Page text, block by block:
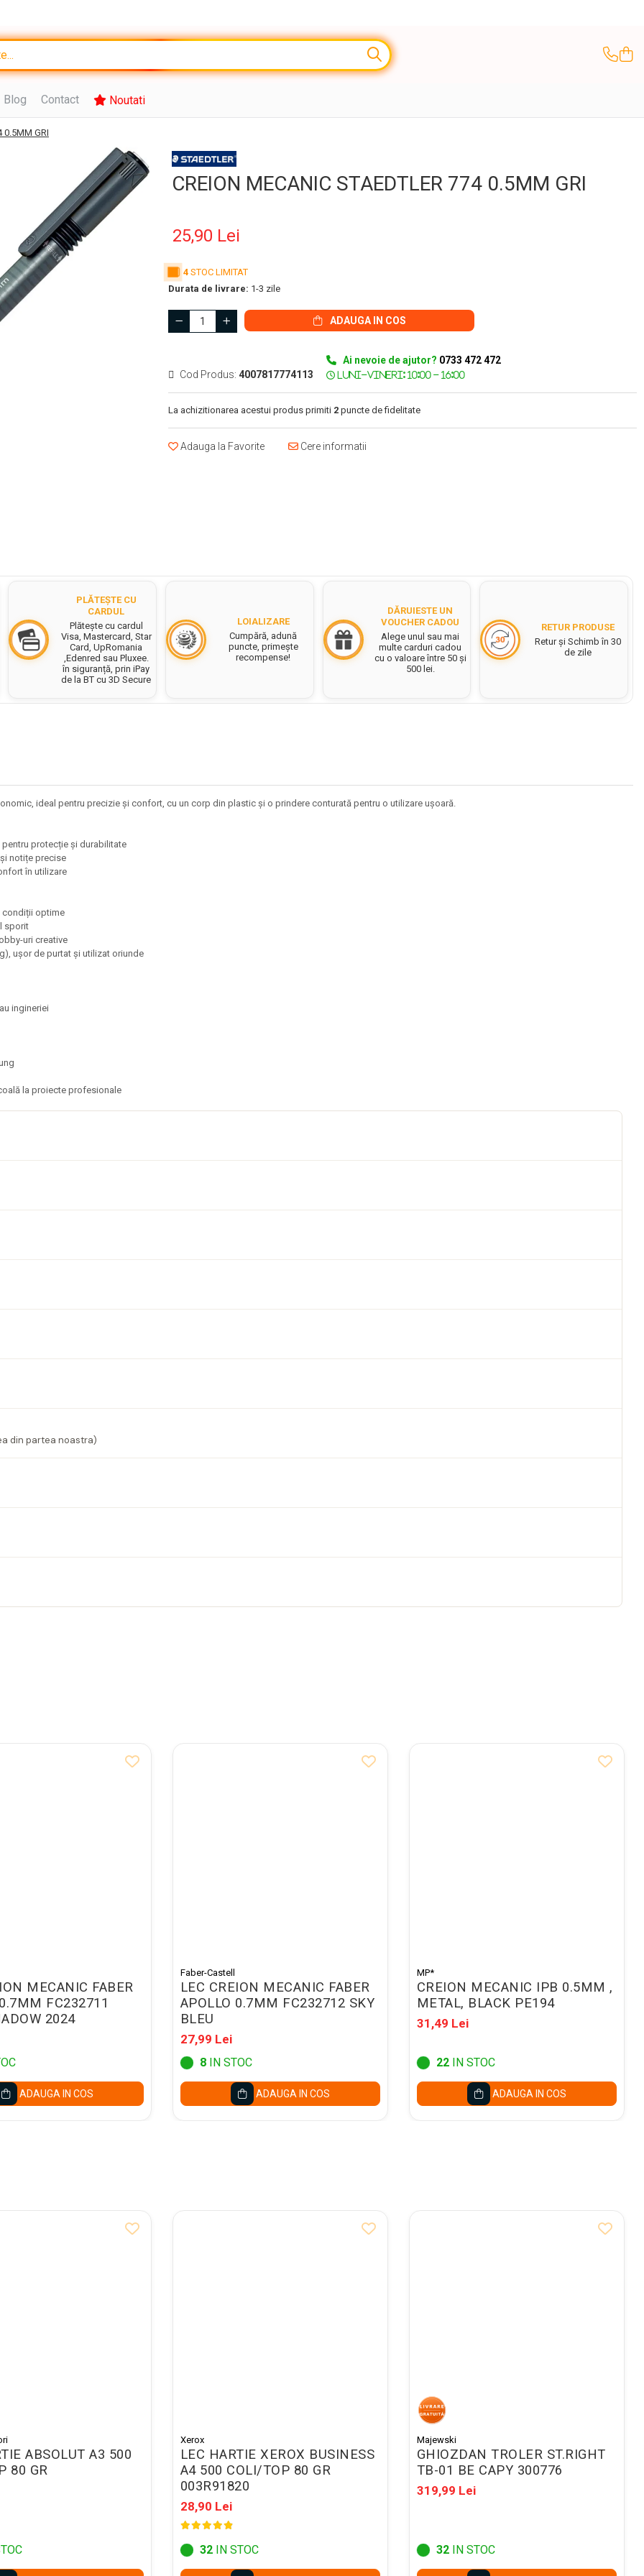
Blog Contact Noutati
0.5MM GRI
CREION MECANIC STAEDTLER 774 0.5MM GRI
25,90 Lei
4 STOC LIMITAT
Durata de livrare: 1-3 zile
ADAUGA IN COS
Cod Produs: 4007817774113
Ai nevoie de ajutor? 0733 472 472
La achizitionarea acestui produs primiti 2 puncte de fidelitate
Adauga la Favorite Cere informatii
PLĂTEȘTE CU
CARDUL
Plătește cu cardul
Visa, Mastercard, Star
Card, UpRomania
,Edenred sau Pluxee.
în siguranță, prin iPay
de la BT cu 3D Secure
LOIALIZARE
Cumpără, adună
puncte, primește
recompense!
DĂRUIESTE UN
VOUCHER CADOU
Alege unul sau mai
multe carduri cadou
cu o valoare între 50 și
500 lei.
RETUR PRODUSE
Retur și Schimb în 30
de zile
ideal pentru precizie și confort, cu un corp din plastic și o prindere conturată pentru o utilizare ușoară.
protecție și durabilitate
notițe precise
în utilizare
condiții optime
sporit
uri creative
ușor de purtat și utilizat oriunde
ingineriei
la proiecte profesionale
din partea noastra)
MECANIC FABER
FC232711
2024
ADAUGA IN COS
Faber-Castell
LEC CREION MECANIC FABER
APOLLO 0.7MM FC232712 SKY
BLEU
27,99 Lei
8IN STOC
ADAUGA IN COS
MP*
CREION MECANIC IPB 0.5MM ,
METAL, BLACK PE194
31,49 Lei
22IN STOC
ADAUGA IN COS
ABSOLUT A3 500
80 GR
Xerox
LEC HARTIE XEROX BUSINESS
A4 500 COLI/TOP 80 GR
003R91820
28,90 Lei
32IN STOC
Majewski
GHIOZDAN TROLER ST.RIGHT
TB-01 BE CAPY 300776
319,99 Lei
32IN STOC